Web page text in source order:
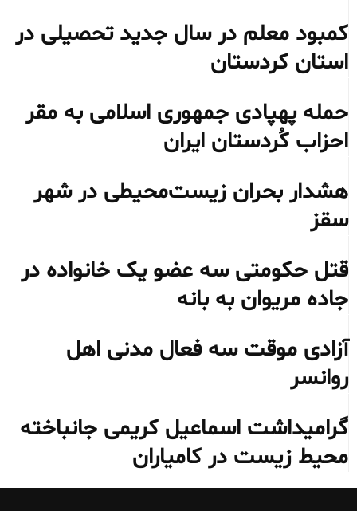
کمبود معلم در سال جدید تحصیلی در
استان کردستان
حمله پهپادی جمهوری اسلامی به مقر
احزاب کُردستان ایران
هشدار بحران زیست‌محیطی در شهر
سقز
قتل حکومتی سه عضو یک خانواده در
جاده مریوان به بانه
آزادی موقت سه فعال مدنی اهل
روانسر
گرامیداشت اسماعیل کریمی جانباخته
محیط‌ زیست در کامیاران